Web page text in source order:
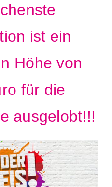
ist ein
Höhe von
für die
ausgelobt!!!